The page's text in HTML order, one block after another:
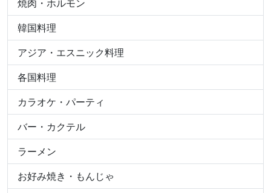
焼肉・ホルモン
韓国料理
アジア・エスニック料理
各国料理
カラオケ・パーティ
バー・カクテル
ラーメン
お好み焼き・もんじゃ